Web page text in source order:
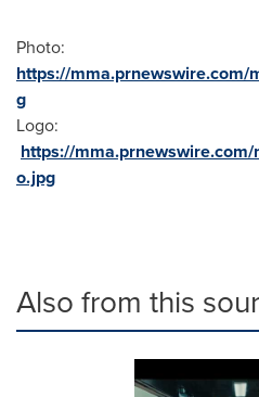
Photo:
https://
g
Logo:
https://
o.jpg
Also from this